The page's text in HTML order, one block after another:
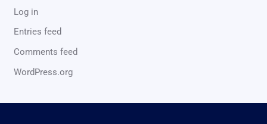
Log in
Entries feed
Comments feed
WordPress.org